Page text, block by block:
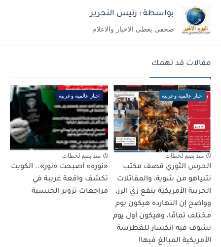
بواسطة : رئيس التحرير
صحفى يغطى الاخبار والاعلام
مقالات قد تهمك
اخبار عالمية وعربية
منذ بضع لحظات
الحرس الثوري قصف مكتب
نتنياهو من شوية، والمقاتلات
الحربية الأمريكية بتقع زي الرز،
وواضح إن النهارده هيكون يوم
مختلف تمامًا، وهيكون أول يوم
نشوف فيه انكسار للغطرسة
الأمريكية المبالغ فيها!
اخبار عالمية وعربية
منذ بضع لحظات
«نوره» أصبحت «نور».. الكويت
تكشف واقعة غريبة في
مراجعات تزوير الجنسية